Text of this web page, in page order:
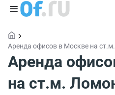
Аренда офисов в Москве на
Аренда
на ст.м.